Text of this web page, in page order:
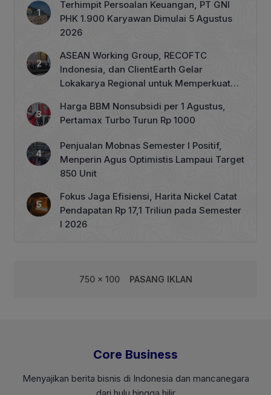
Terhimpit Persoalan Keuangan, PT GNI
PHK 1.900 Karyawan Dimulai 5 Agustus
2026
ASEAN Working Group, RECOFTC
Indonesia, dan ClientEarth Gelar
Lokakarya Regional untuk Memperkuat
Harga BBM Nonsubsidi per 1 Agustus,
Pertamax Turbo Turun Rp 1000
Penjualan Mobnas Semester I Positif,
Menperin Agus Optimistis Lampaui Target
850 Unit
Fokus Jaga Efisiensi, Harita Nickel Catat
Pendapatan Rp 17,1 Triliun pada Semester
I 2026
750 x 100 PASANG IKLAN
Core Business
Menyajikan berita bisnis di Indonesia dan mancanegara
dari hulu hingga hilir